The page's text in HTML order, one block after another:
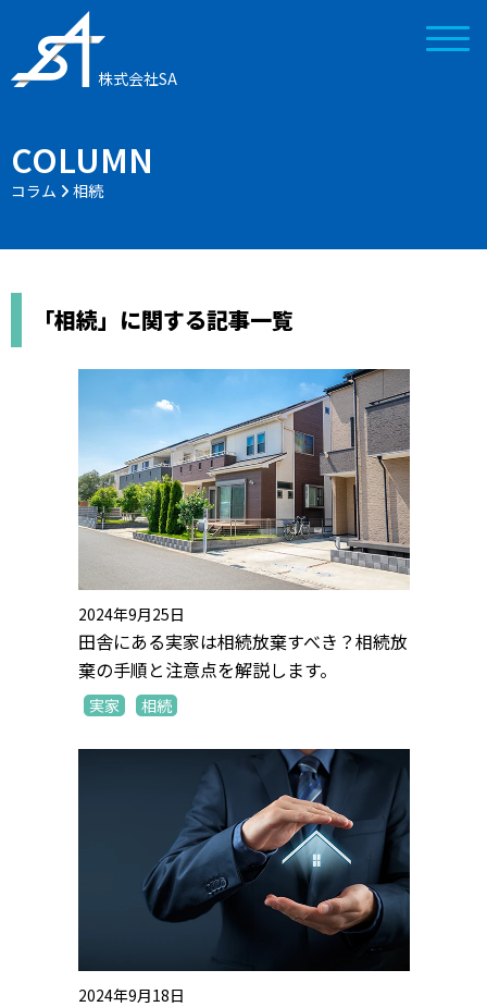
株式会社SA
COLUMN
コラム 相続
「相続」に関する記事一覧
2024年9月25日
田舎にある実家は相続放棄すべき？相続放
棄の手順と注意点を解説します。
実家 相続
2024年9月18日